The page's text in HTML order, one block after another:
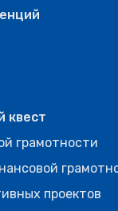
квест
грамотности
проектов